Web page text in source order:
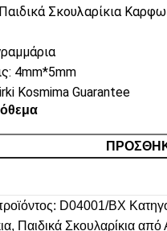
Σκουλαρίκια
4mm*5mm
Kosmima Guarantee
D04001/BX
, Παιδικά Σκουλαρίκια από